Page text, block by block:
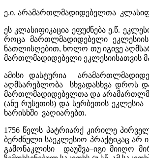
ე.ი. არამართლმადიდებელთა
ეს კლასიფიკაცია ეფუძნება ე.წ.
როცა მართლმადიდებელი ეკლესიის
ნათლისღებით, ხოლო თუ იგივე
მართლმადიდებელი ეკლესიისათვის
ამისი დასტურია
აღმსარებლობა სხვადასხვა დროს
მართლმადიდებელთა და
(ანუ რუსეთის) და სერბეთის
ხარისხში ვაღიარებთ.
1756 წელს პატრიარქ კირილე
ბერძნული საეკლესიო პრაქტიკაც
გამონაკლისი დაუშვა–იგი მიიღო